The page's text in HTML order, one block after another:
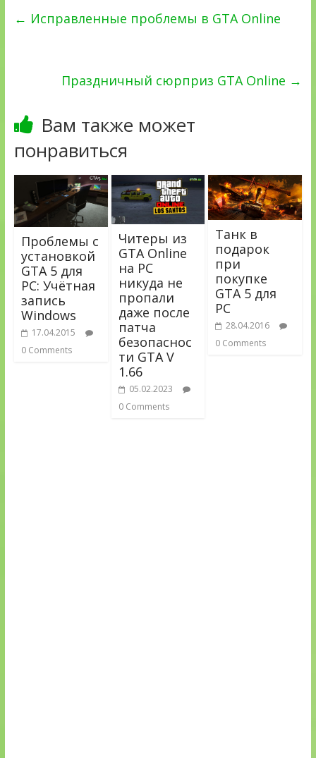
← Исправленные проблемы в GTA Online
Праздничный сюрприз GTA Online →
Вам также может
понравиться
Проблемы с
установкой
GTA 5 для
PC: Учётная
запись
Windows
17.04.2015
0 Comments
Читеры из
GTA Online
на PC
никуда не
пропали
даже после
патча
безопаснос
ти GTA V
1.66
05.02.2023
0 Comments
Танк в
подарок
при
покупке
GTA 5 для
PC
28.04.2016
0 Comments